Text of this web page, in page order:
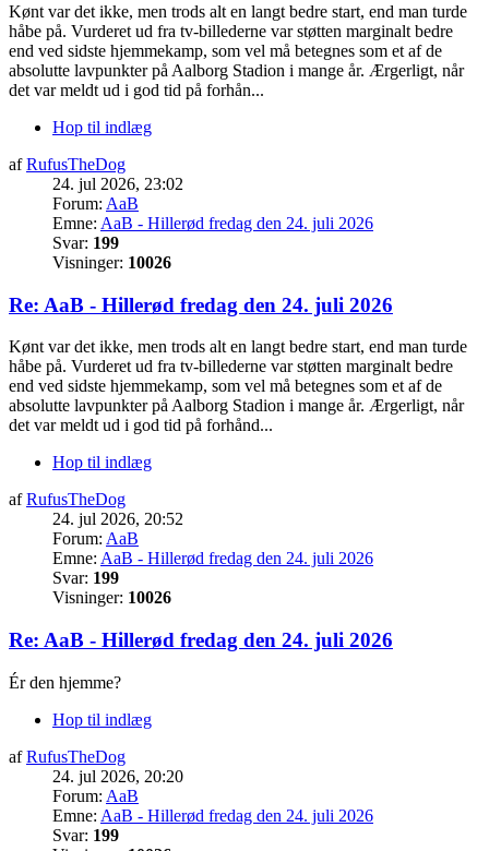
Kønt var det ikke, men trods alt en langt bedre start, end man turde
håbe på. Vurderet ud fra tv-billederne var støtten marginalt bedre
end ved sidste hjemmekamp, som vel må betegnes som et af de
absolutte lavpunkter på Aalborg Stadion i mange år. Ærgerligt, når
det var meldt ud i god tid på forhån...
Hop til indlæg
afRufusTheDog
24. jul 2026, 23:02
Forum: AaB
Emne: AaB - Hillerød fredag den 24. juli 2026
Svar: 199
Visninger: 10026
Re: AaB - Hillerød fredag den 24. juli 2026
Kønt var det ikke, men trods alt en langt bedre start, end man turde
håbe på. Vurderet ud fra tv-billederne var støtten marginalt bedre
end ved sidste hjemmekamp, som vel må betegnes som et af de
absolutte lavpunkter på Aalborg Stadion i mange år. Ærgerligt, når
det var meldt ud i god tid på forhånd...
Hop til indlæg
afRufusTheDog
24. jul 2026, 20:52
Forum: AaB
Emne: AaB - Hillerød fredag den 24. juli 2026
Svar: 199
Visninger: 10026
Re: AaB - Hillerød fredag den 24. juli 2026
Ér den hjemme?
Hop til indlæg
afRufusTheDog
24. jul 2026, 20:20
Forum: AaB
Emne: AaB - Hillerød fredag den 24. juli 2026
Svar: 199